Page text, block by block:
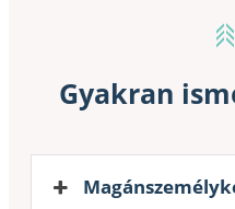
Gyakran